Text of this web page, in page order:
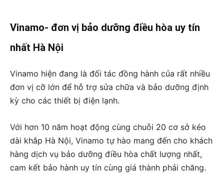
Vinamo- đơn vị bảo dưỡng điều hòa uy tín
nhất Hà Nội
Vinamo hiện đang là đối tác đồng hành của rất nhiều
đơn vị cỡ lớn để hỗ trợ sửa chữa và bảo dưỡng định
kỳ cho các thiết bị điện lạnh.
Với hơn 10 năm hoạt động cùng chuỗi 20 cơ sở kéo
dài khắp Hà Nội, Vinamo tự hào mang đến cho khách
hàng dịch vụ bảo dưỡng điều hòa chất lượng nhất,
cam kết bảo hành uy tín cùng giá thành phải chăng.